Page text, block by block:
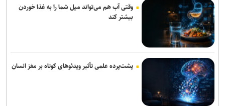
وقتی آب هم می‌تواند میل شما را به غذا خوردن
بیشتر کند
پشت‌پرده علمی تأثیر ویدئو‌های کوتاه بر مغز انسان